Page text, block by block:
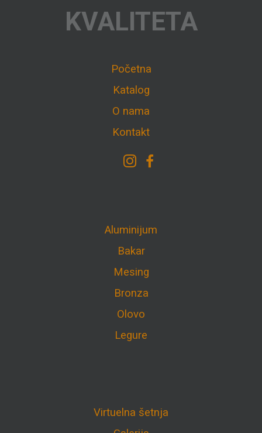
KVALITETA
Početna
Katalog
O nama
Kontakt
Aluminijum
Bakar
Mesing
Bronza
Olovo
Legure
Virtuelna šetnja